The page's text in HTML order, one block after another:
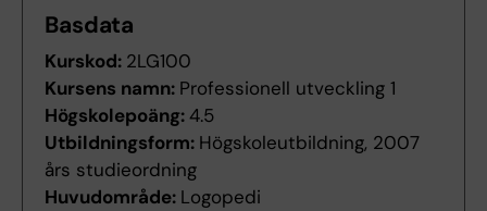
Basdata
Kurskod: 2LG100
Kursens namn: Professionell utveckling 1
Högskolepoäng:4.5
Utbildningsform: Högskoleutbildning, 2007
års studieordning
Huvudområde: Logopedi